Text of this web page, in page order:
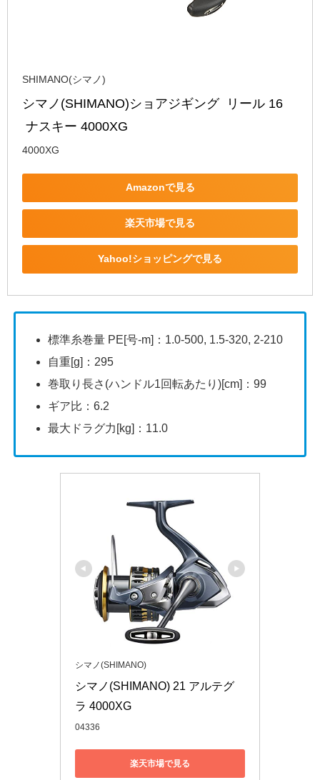
SHIMANO(シマノ)
シマノ(SHIMANO)ショアジギング  リール 16
ナスキー 4000XG
4000XG
Amazonで見る
楽天市場で見る
Yahoo!ショッピングで見る
標準糸巻量 PE[号-m]：1.0-500, 1.5-320, 2-210
自重[g]：295
巻取り長さ(ハンドル1回転あたり)[cm]：99
ギア比：6.2
最大ドラグ力[kg]：11.0
シマノ(SHIMANO)
シマノ(SHIMANO) 21 アルテグ
ラ 4000XG
04336
楽天市場で見る